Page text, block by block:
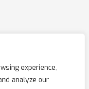
experience,
analyze our